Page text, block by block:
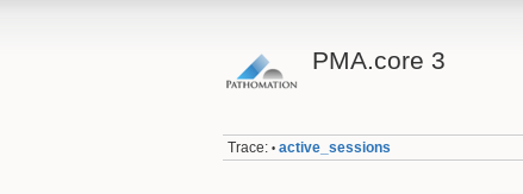
PMA.core 3
Trace: • active_sessions